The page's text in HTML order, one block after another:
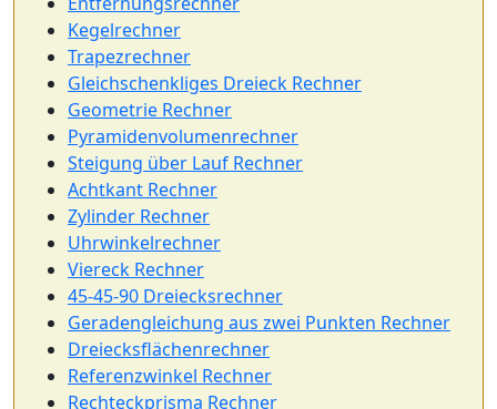
Kegelrechner
Trapezrechner
Gleichschenkliges Dreieck Rechner
Geometrie Rechner
Pyramidenvolumenrechner
Steigung über Lauf Rechner
Achtkant Rechner
Zylinder Rechner
Uhrwinkelrechner
Viereck Rechner
45-45-90 Dreiecksrechner
Geradengleichung aus zwei Punkten Rechner
Dreiecksflächenrechner
Referenzwinkel Rechner
Rechteckprisma Rechner